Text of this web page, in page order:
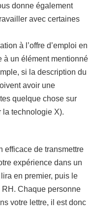
donne également
avec certaines
à l’offre d’emploi en
à un élément mentionné
si la description du
avoir une
quelque chose sur
la technologie X).
efficace de transmettre
expérience dans un
en premier, puis le
Chaque personne
votre lettre, il est donc